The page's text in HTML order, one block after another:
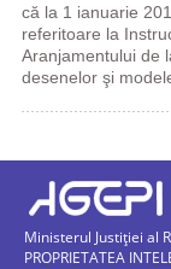
că la 1 ianuarie
referitoare la
Aranjamentului de
desenelor şi
Ministerul Justiției al
PROPRIETATEA